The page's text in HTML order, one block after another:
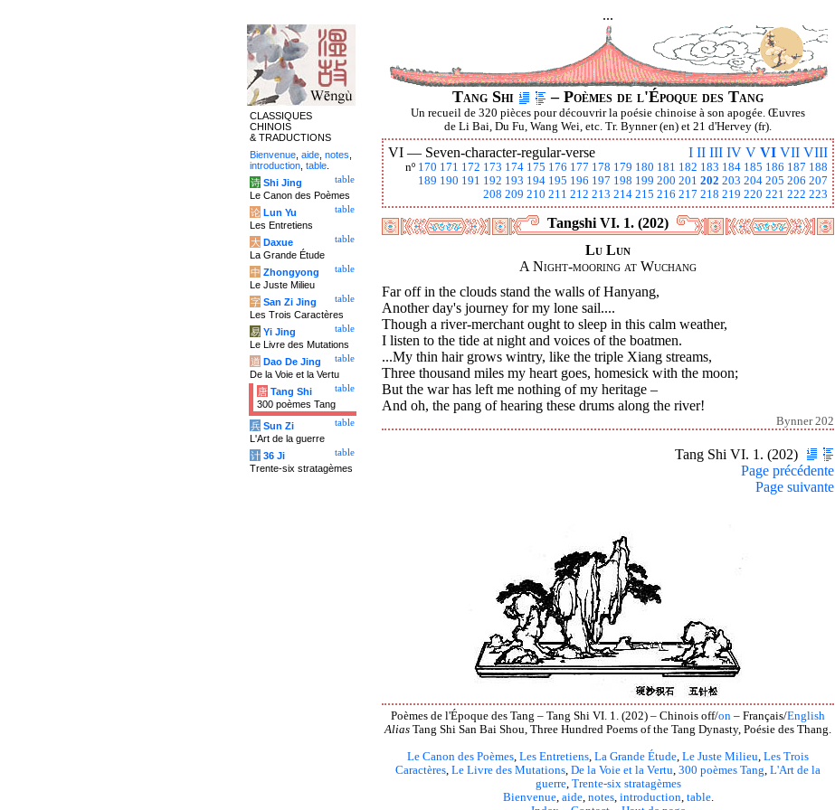
...
Tang Shi – Poèmes de l'Époque des Tang
Un recueil de 320 pièces pour découvrir la poésie chinoise à son apogée. Œuvres
de Li Bai, Du Fu, Wang Wei, etc. Tr. Bynner (en) et 21 d'Hervey (fr).
I II III IV V VI VII VIII
VI — Seven-character-regular-verse
nº 170 171 172 173 174 175 176 177 178 179 180 181 182 183 184 185 186 187 188
189 190 191 192 193 194 195 196 197 198 199 200 201 202 203 204 205 206 207
208 209 210 211 212 213 214 215 216 217 218 219 220 221 222 223
Tangshi VI. 1. (202)
Lu Lun
A Night-mooring at Wuchang
Far off in the clouds stand the walls of Hanyang,
Another day's journey for my lone sail....
Though a river-merchant ought to sleep in this calm weather,
I listen to the tide at night and voices of the boatmen.
...My thin hair grows wintry, like the triple Xiang streams,
Three thousand miles my heart goes, homesick with the moon;
But the war has left me nothing of my heritage –
And oh, the pang of hearing these drums along the river!
Bynner 202
Tang Shi VI. 1. (202)
Page précédente
Page suivante
Poèmes de l'Époque des Tang – Tang Shi VI. 1. (202) – Chinois off/on – Français/English
Alias Tang Shi San Bai Shou, Three Hundred Poems of the Tang Dynasty, Poésie des Thang.
Le Canon des Poèmes, Les Entretiens, La Grande Étude, Le Juste Milieu, Les Trois
Caractères, Le Livre des Mutations, De la Voie et la Vertu, 300 poèmes Tang, L'Art de la
guerre, Trente-six stratagèmes
Bienvenue, aide, notes, introduction, table.
CLASSIQUES
CHINOIS
& TRADUCTIONS
Bienvenue aide notes
introduction table
table
诗 Shi Jing
Le Canon des Poèmes
table
论 Lun Yu
Les Entretiens
table
大 Daxue
La Grande Étude
table
中 Zhongyong
Le Juste Milieu
table
字 San Zi Jing
Les Trois Caractères
table
易 Yi Jing
Le Livre des Mutations
table
道 Dao De Jing
De la Voie et la Vertu
table
唐 Tang Shi
300 poèmes Tang
table
兵 Sun Zi
L'Art de la guerre
table
计 36 Ji
Trente-six stratagèmes